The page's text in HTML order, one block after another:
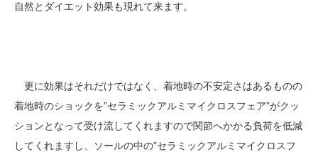
自然とダイエット効果も現れて来ます。
更に効果はそれだけではなく、着地時の不安定さはあるものの
着地時のショックを”セラミックアルミマイクロスフェア”がクッ
ションとなって受け流してくれますので関節へかかる負荷を低減
してくれますし、ソールの中の”セラミックアルミマイクロスフ